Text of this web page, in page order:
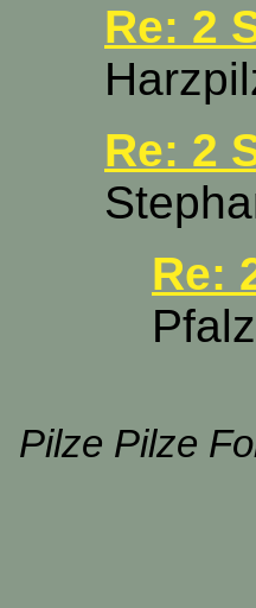
Re: 2
Re: 2
Re:
Pilze Pilze